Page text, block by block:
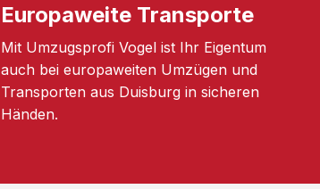
Europaweite Transporte
Mit Umzugsprofi Vogel ist Ihr Eigentum
auch bei europaweiten Umzügen und
Transporten aus Duisburg in sicheren
Händen.